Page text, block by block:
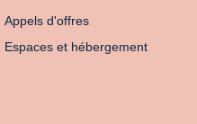
Appels d'offres
Espaces et hébergement